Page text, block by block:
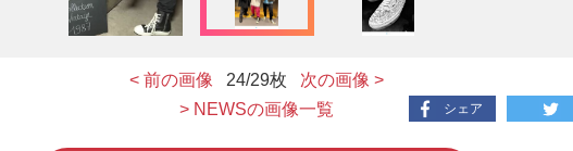
< 前の画像 24/29枚
次の画像 >
> NEWSの画像一覧
シェア